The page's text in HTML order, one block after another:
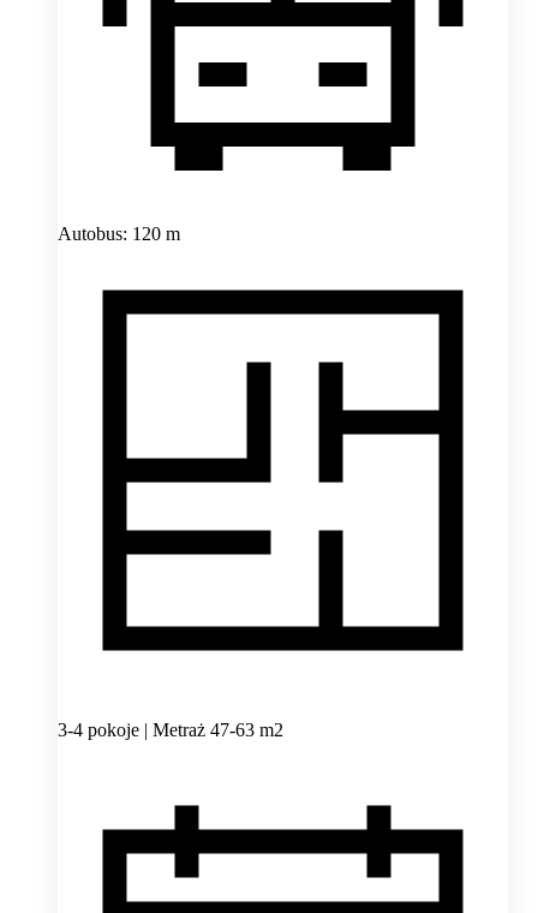
Autobus: 120 m
3-4 pokoje | Metraż 47-63 m2